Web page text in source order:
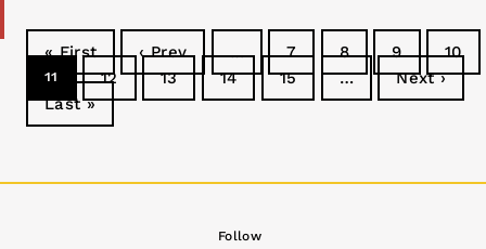
« First ‹ Prev … 7 8 9
10
11
12 13 14 15 …
Next ›
Last »
Follow